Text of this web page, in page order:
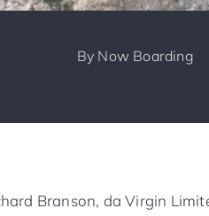
By Now Boarding
Branson, da Virgin